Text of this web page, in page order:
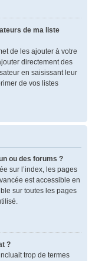
de ma liste
de les ajouter à votre
directement des
en saisissant leur
de vos listes
ou des forums ?
sur l’index, les pages
est accessible en
sur toutes les pages
?
trop de termes